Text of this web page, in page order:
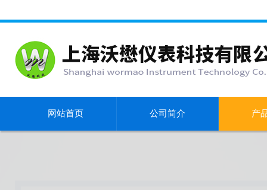
网站首页 公司简介 产